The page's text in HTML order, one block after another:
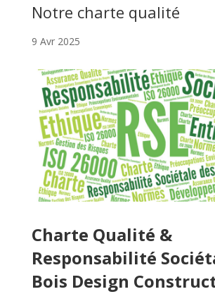
Notre charte qualité
9 Avr 2025
Charte Qualité &
Responsabilité
Bois Design